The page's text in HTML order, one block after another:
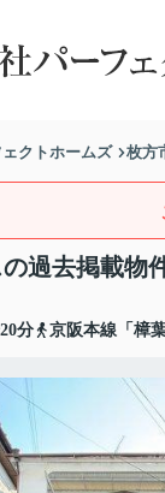
クトホームズ 枚方
過去掲載物
分
京阪本線「樟